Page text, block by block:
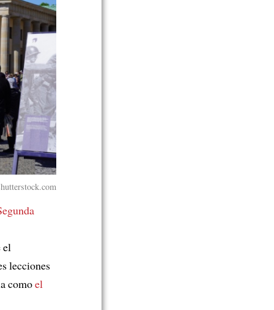
el
lecciones
comoel